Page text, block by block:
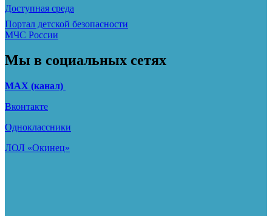
Доступная среда
Портал детской безопасности
МЧС России
Мы в социальных сетях
МАХ (канал)
Вконтакте
Одноклассники
ЛОЛ «Окинец»